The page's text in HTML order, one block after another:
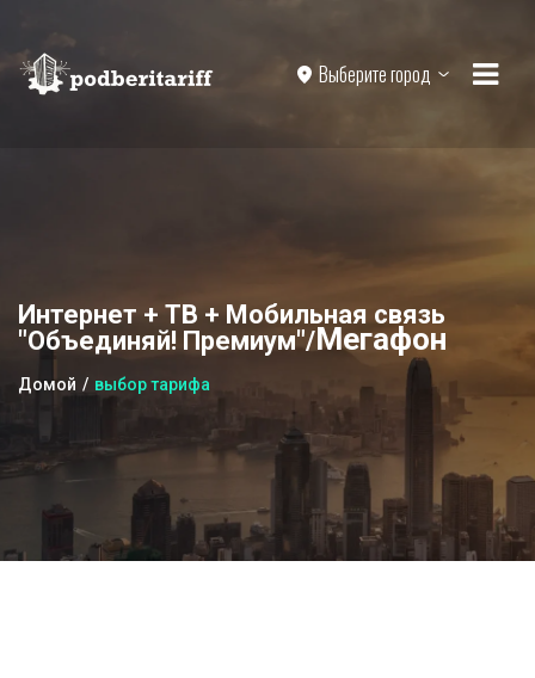
Выберите город
Интернет + ТВ + Мобильная связь
"Объединяй! Премиум"/Мегафон
Домой выбор тарифа